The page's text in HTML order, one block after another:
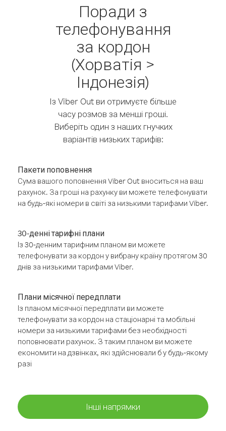
Поради з
телефонування
за кордон
(Хорватія >
Індонезія)
Із Viber Out ви отримуєте більше
часу розмов за менші гроші.
Виберіть один з наших гнучких
варіантів низьких тарифів:
Пакети поповнення
Сума вашого поповнення Viber Out вноситься на ваш
рахунок. За гроші на рахунку ви можете телефонувати
на будь-які номери в світі за низькими тарифами Viber.
30-денні тарифні плани
Із 30-денним тарифним планом ви можете
телефонувати за кордон у вибрану країну протягом 30
днів за низькими тарифами Viber.
Плани місячної передплати
Із планом місячної передплати ви можете
телефонувати за кордон на стаціонарні та мобільні
номери за низькими тарифами без необхідності
поповнювати рахунок. З таким планом ви можете
економити на дзвінках, які здійснювали б у будь-якому
разі
Інші напрямки